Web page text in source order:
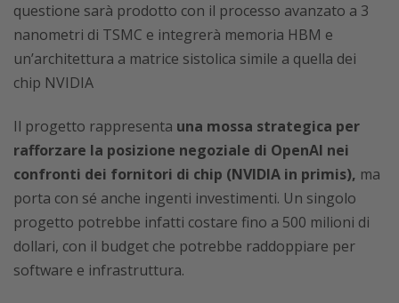
questione sarà prodotto con il processo avanzato a 3
nanometri di TSMC e integrerà memoria HBM e
un’architettura a matrice sistolica simile a quella dei
chip NVIDIA
Il progetto rappresenta una mossa strategica per
rafforzare la posizione negoziale di OpenAI nei
confronti dei fornitori di chip (NVIDIA in primis), ma
porta con sé anche ingenti investimenti. Un singolo
progetto potrebbe infatti costare fino a 500 milioni di
dollari, con il budget che potrebbe raddoppiare per
software e infrastruttura.